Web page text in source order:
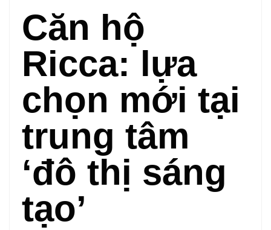
Căn hộ
Ricca: lựa
chọn mới tại
trung tâm
‘đô thị sáng
tạo’